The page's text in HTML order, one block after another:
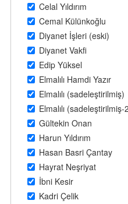
Celal Yıldırım
Cemal Külünkoğlu
Diyanet İşleri (eski)
Diyanet Vakfi
Edip Yüksel
Elmalılı Hamdi Yazır
Elmalılı (sadeleştirilmiş)
Elmalılı (sadeleştirilmiş-
Gültekin Onan
Harun Yıldırım
Hasan Basri Çantay
Hayrat Neşriyat
İbni Kesir
Kadri Çelik